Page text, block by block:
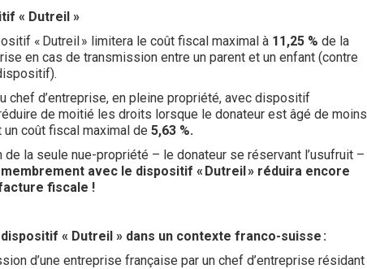
« Dutreil »
« Dutreil » limitera le coût fiscal maximal à 11,25 % de la
en cas de transmission entre un parent et un enfant (contre
chef d’entreprise, en pleine propriété, avec dispositif
de moitié les droits lorsque le donateur est âgé de moins
coût fiscal maximal de 5,63 %.
de la seule nue-propriété – le donateur se réservant l’usufruit –
avec le dispositif « Dutreil » réduira encore
fiscale !
dispositif « Dutreil » dans un contexte franco-suisse :
d’une entreprise française par un chef d’entreprise résidant